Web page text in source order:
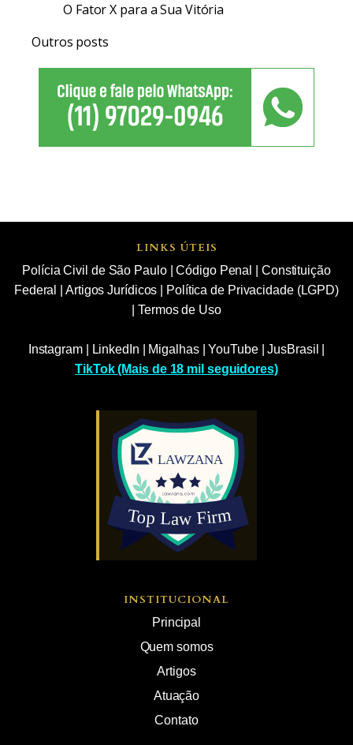
O Fator X para a Sua Vitória
Outros posts
LINKS ÚTEIS
Polícia Civil de São Paulo|Código Penal
Constituição
Federal
Artigos Jurídicos
Política de Privacidade (LGPD)
|Termos de Uso
Instagram| LinkedIn Migalhas|YouTube|JusBrasil
TikTok (Mais de 18 mil seguidores)
INSTITUCIONAL
Principal
Quem somos
Artigos
Atuação
Contato